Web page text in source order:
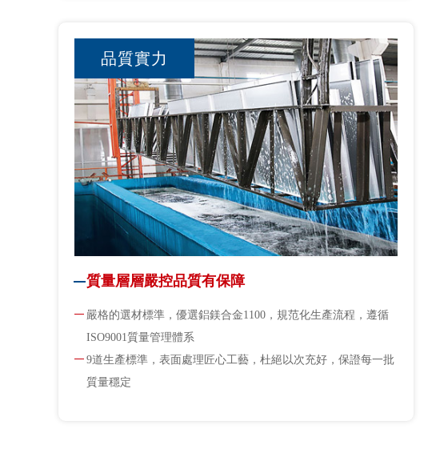
品質實力
質量層層嚴控品質有保障
嚴格的選材標準，優選鋁鎂合金1100，規范化生產流程，遵循
ISO9001質量管理體系
9道生產標準，表面處理匠心工藝，杜絕以次充好，保證每一批
質量穩定